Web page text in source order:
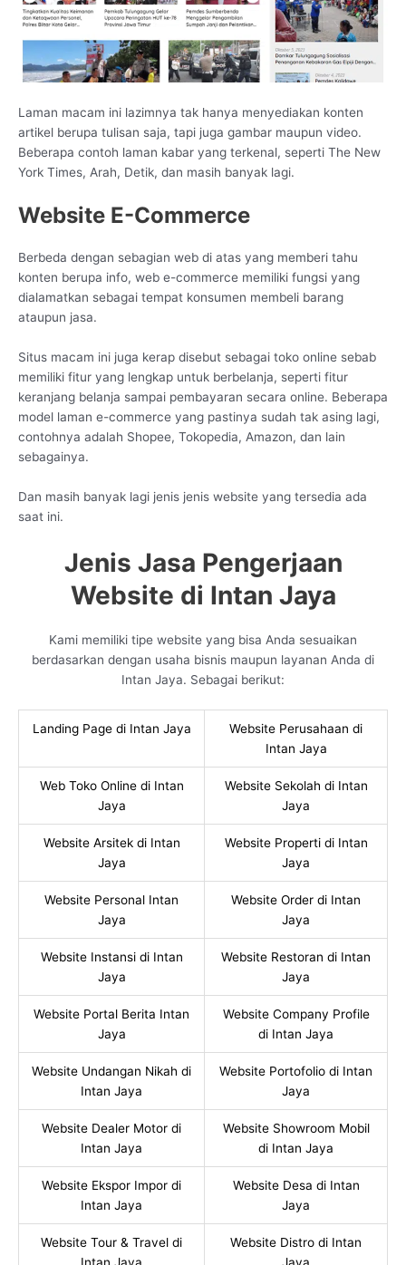
Laman macam ini lazimnya tak hanya menyediakan konten
artikel berupa tulisan saja, tapi juga gambar maupun video.
Beberapa contoh laman kabar yang terkenal, seperti The New
York Times, Arah, Detik, dan masih banyak lagi.
Website E-Commerce
Berbeda dengan sebagian web di atas yang memberi tahu
konten berupa info, web e-commerce memiliki fungsi yang
dialamatkan sebagai tempat konsumen membeli barang
ataupun jasa.
Situs macam ini juga kerap disebut sebagai toko online sebab
memiliki fitur yang lengkap untuk berbelanja, seperti fitur
keranjang belanja sampai pembayaran secara online. Beberapa
model laman e-commerce yang pastinya sudah tak asing lagi,
contohnya adalah Shopee, Tokopedia, Amazon, dan lain
sebagainya.
Dan masih banyak lagi jenis jenis website yang tersedia ada
saat ini.
Jenis Jasa Pengerjaan
Website di Intan Jaya
Kami memiliki tipe website yang bisa Anda sesuaikan
berdasarkan dengan usaha bisnis maupun layanan Anda di
Intan Jaya. Sebagai berikut:
Landing Page di Intan Jaya
Website Perusahaan di
Intan Jaya
Web Toko Online di Intan
Jaya
Website Sekolah di Intan
Jaya
Website Arsitek di Intan
Jaya
Website Properti di Intan
Jaya
Website Personal Intan
Jaya
Website Order di Intan
Jaya
Website Instansi di Intan
Jaya
Website Restoran di Intan
Jaya
Website Portal Berita Intan
Jaya
Website Company Profile
di Intan Jaya
Website Undangan Nikah di
Intan Jaya
Website Portofolio di Intan
Jaya
Website Dealer Motor di
Intan Jaya
Website Showroom Mobil
di Intan Jaya
Website Ekspor Impor di
Intan Jaya
Website Desa di Intan
Jaya
Website Tour & Travel di
Website Distro di Intan